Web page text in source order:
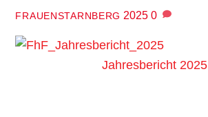
FRAUENSTARNBERG 2025 0
Jahresbericht 2025